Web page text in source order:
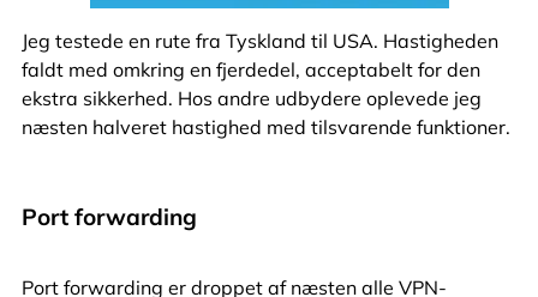
Jeg testede en rute fra Tyskland til USA. Hastigheden
faldt med omkring en fjerdedel, acceptabelt for den
ekstra sikkerhed. Hos andre udbydere oplevede jeg
næsten halveret hastighed med tilsvarende funktioner.
Port forwarding
Port forwarding er droppet af næsten alle VPN-